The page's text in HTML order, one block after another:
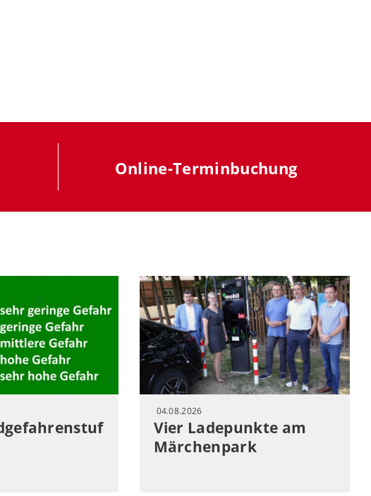
Online-Terminbuchung
04.08.2026
Vier Ladepunkte am
Märchenpark